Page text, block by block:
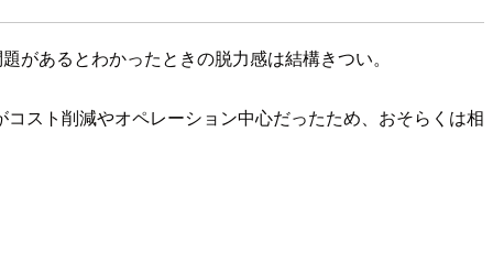
あるとわかったときの脱力感は結構きつい。
スト削減やオペレーション中心だったため、おそらくは相